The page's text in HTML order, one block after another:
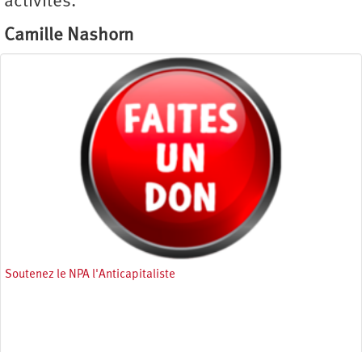
Camille Nashorn
Soutenez le NPA l'Anticapitaliste